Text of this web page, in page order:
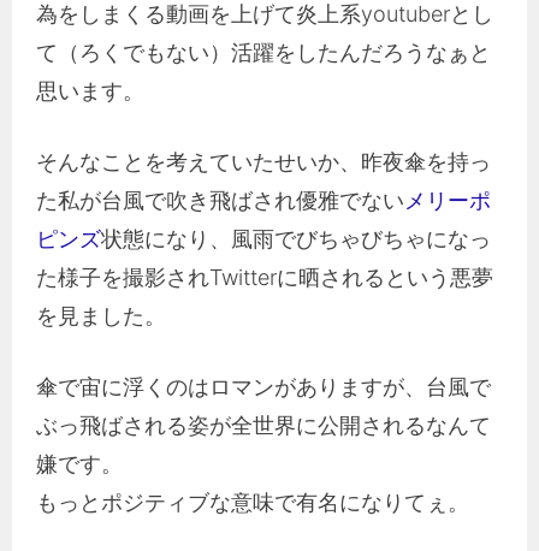
為をしまくる動画を上げて炎上系youtuberとし
て（ろくでもない）活躍をしたんだろうなぁと
思います。
そんなことを考えていたせいか、昨夜傘を持っ
た私が台風で吹き飛ばされ優雅でない メリーポ
ピンズ状態になり、風雨でびちゃびちゃになっ
た様子を撮影されTwitterに晒されるという悪夢
を見ました。
傘で宙に浮くのはロマンがありますが、台風で
ぶっ飛ばされる姿が全世界に公開されるなんて
嫌です。
もっとポジティブな意味で有名になりてぇ。